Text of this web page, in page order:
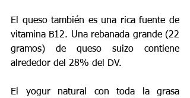
El queso también es una rica fuente de
vitamina B12. Una rebanada grande (22
gramos) de queso suizo contiene
alrededor del 28% del DV.
El yogur natural con toda la grasa